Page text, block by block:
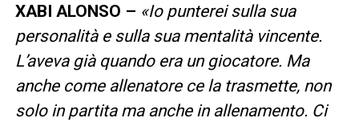
XABI ALONSO – «Io punterei sulla sua
personalità e sulla sua mentalità vincente.
L’aveva già quando era un giocatore. Ma
anche come allenatore ce la trasmette, non
solo in partita ma anche in allenamento. Ci